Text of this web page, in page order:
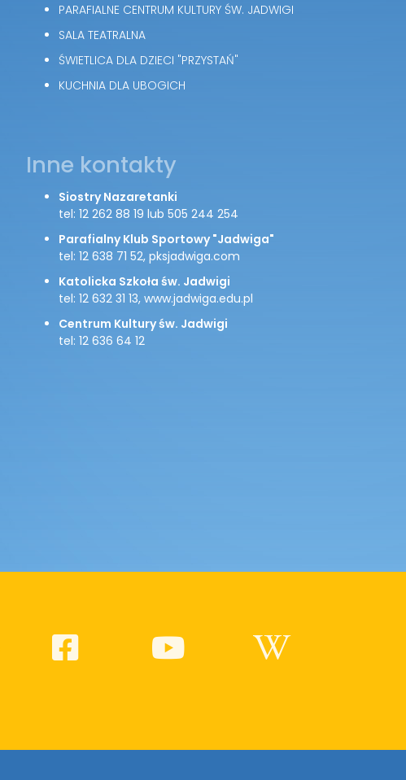
PARAFIALNE CENTRUM KULTURY ŚW. JADWIGI
SALA TEATRALNA
ŚWIETLICA DLA DZIECI "PRZYSTAŃ"
KUCHNIA DLA UBOGICH
Inne kontakty
Siostry Nazaretanki
tel: 12 262 88 19 lub 505 244 254
Parafialny Klub Sportowy "Jadwiga"
tel: 12 638 71 52, pksjadwiga.com
Katolicka Szkoła św. Jadwigi
tel: 12 632 31 13, www.jadwiga.edu.pl
Centrum Kultury św. Jadwigi
tel: 12 636 64 12